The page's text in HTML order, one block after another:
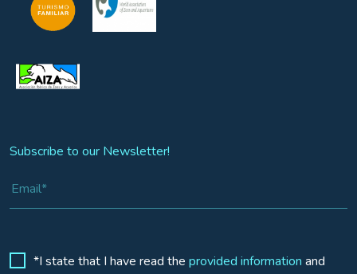
Subscribe to our Newsletter!
*I state that I have read the provided information and